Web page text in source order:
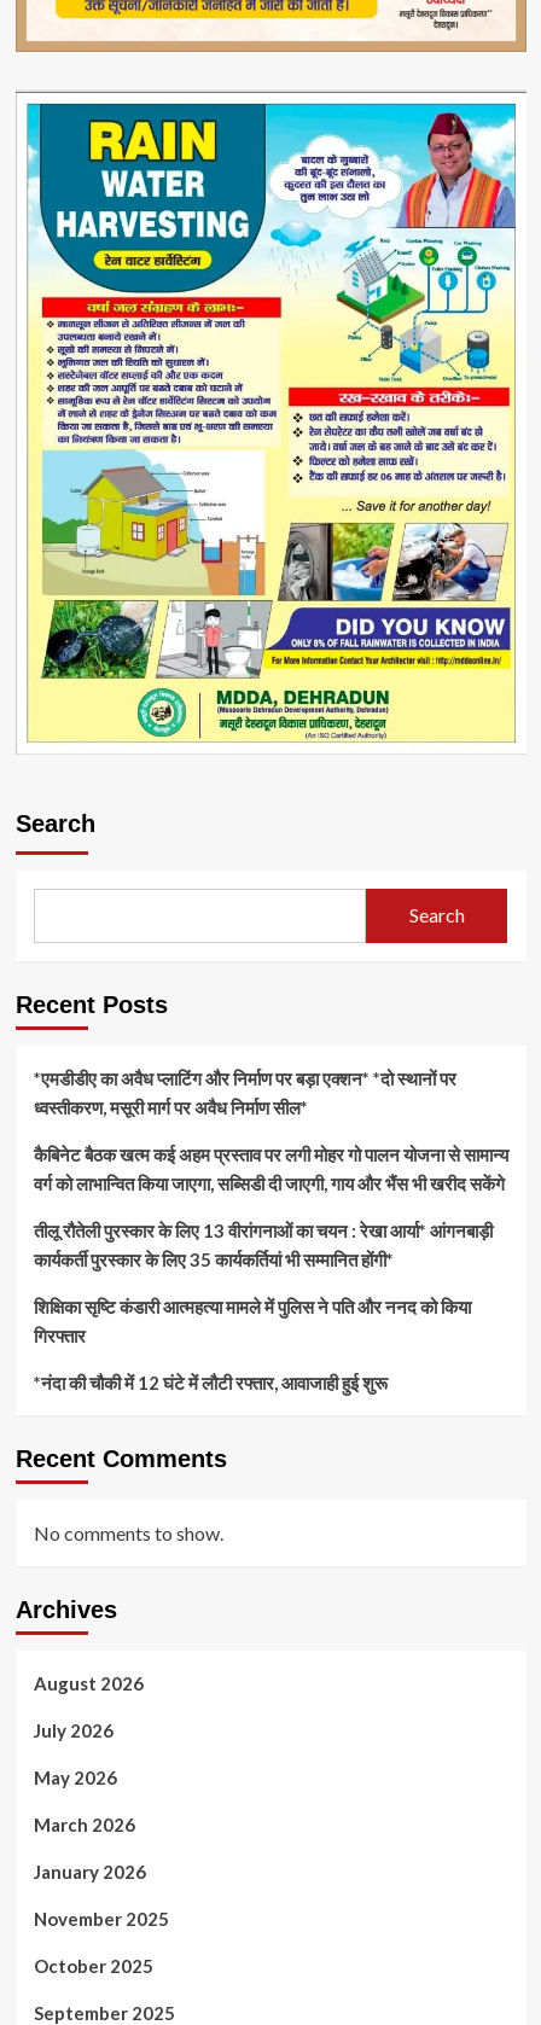
Search
Search
Recent Posts
*एमडीडीए का अवैध प्लाटिंग और निर्माण पर बड़ा एक्शन* *दो स्थानों पर
ध्वस्तीकरण, मसूरी मार्ग पर अवैध निर्माण सील*
कैबिनेट बैठक खत्म कई अहम प्रस्ताव पर लगी मोहर गो पालन योजना से सामान्य
वर्ग को लाभान्वित किया जाएगा, सब्सिडी दी जाएगी, गाय और भैंस भी खरीद सकेंगे
तीलू रौतेली पुरस्कार के लिए 13 वीरांगनाओं का चयन : रेखा आर्या* आंगनबाड़ी
कार्यकर्ती पुरस्कार के लिए 35 कार्यकर्तियां भी सम्मानित होंगी*
शिक्षिका सृष्टि कंडारी आत्महत्या मामले में पुलिस ने पति और ननद को किया
गिरफ्तार
*नंदा की चौकी में 12 घंटे में लौटी रफ्तार, आवाजाही हुई शुरू
Recent Comments
No comments to show.
Archives
August 2026
July 2026
May 2026
March 2026
January 2026
November 2025
October 2025
September 2025